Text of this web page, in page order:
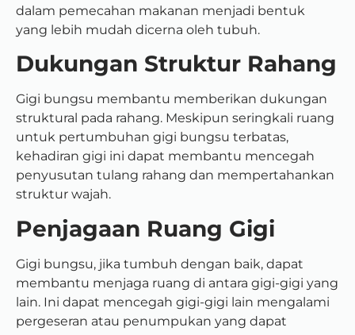
dalam pemecahan makanan menjadi bentuk
yang lebih mudah dicerna oleh tubuh.
Dukungan Struktur Rahang
Gigi bungsu membantu memberikan dukungan
struktural pada rahang. Meskipun seringkali ruang
untuk pertumbuhan gigi bungsu terbatas,
kehadiran gigi ini dapat membantu mencegah
penyusutan tulang rahang dan mempertahankan
struktur wajah.
Penjagaan Ruang Gigi
Gigi bungsu, jika tumbuh dengan baik, dapat
membantu menjaga ruang di antara gigi-gigi yang
lain. Ini dapat mencegah gigi-gigi lain mengalami
pergeseran atau penumpukan yang dapat